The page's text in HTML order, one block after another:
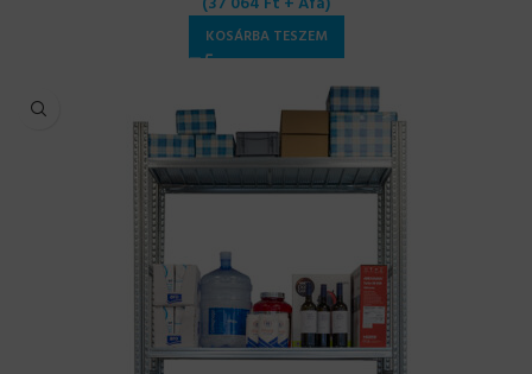
KOSÁRBA TESZEM